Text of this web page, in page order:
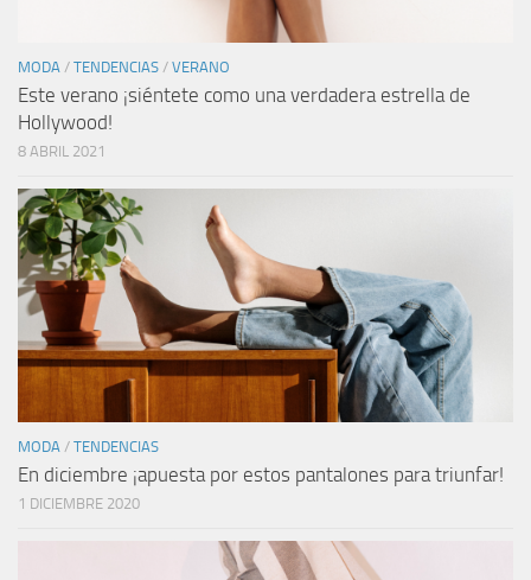
MODA / TENDENCIAS / VERANO
Este verano ¡siéntete como una verdadera estrella de
Hollywood!
8 ABRIL 2021
MODA / TENDENCIAS
En diciembre ¡apuesta por estos pantalones para triunfar!
1 DICIEMBRE 2020